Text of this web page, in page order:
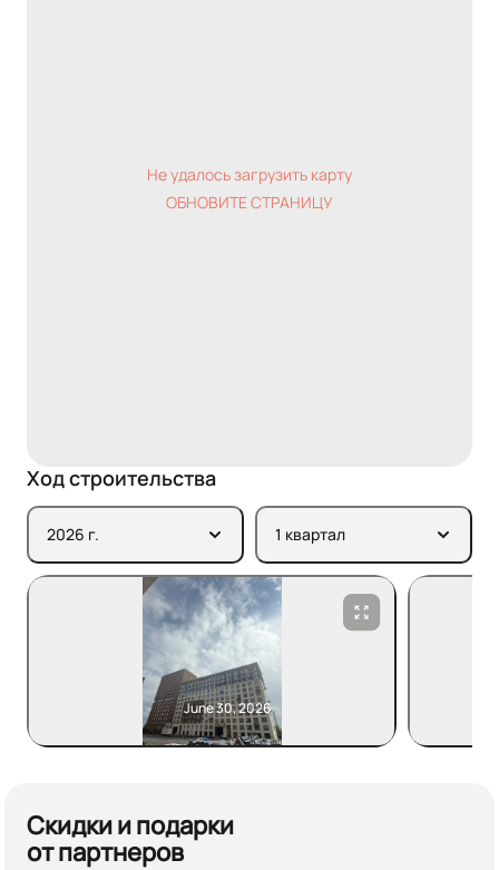
Не удалось загрузить карту
ОБНОВИТЕ СТРАНИЦУ
Ход строительства
2026 г. 1 квартал
June 30, 2026
Скидки и подарки
от партнеров